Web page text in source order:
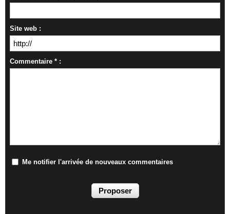
Site web :
Commentaire * :
Me notifier l'arrivée de nouveaux commentaires